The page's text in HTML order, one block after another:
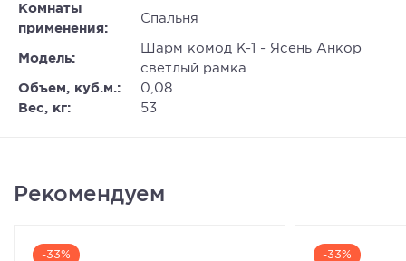
Комнаты
применения:
Спальня
Модель:
Шарм комод К-1 - Ясень Анкор
светлый рамка
Объем, куб.м.:
0,08
Вес, кг:
53
Рекомендуем
-33% -33%